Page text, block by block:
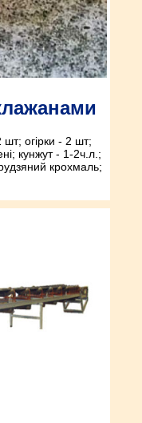
огірки - 2 шт;
кунжут - 1-2ч.л.;
крохмаль;